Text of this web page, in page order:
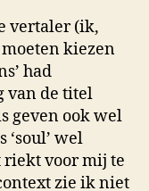
vertaler (ik,
kiezen
had
van de titel
geven ook wel
‘soul’ wel
voor mij te
zie ik niet